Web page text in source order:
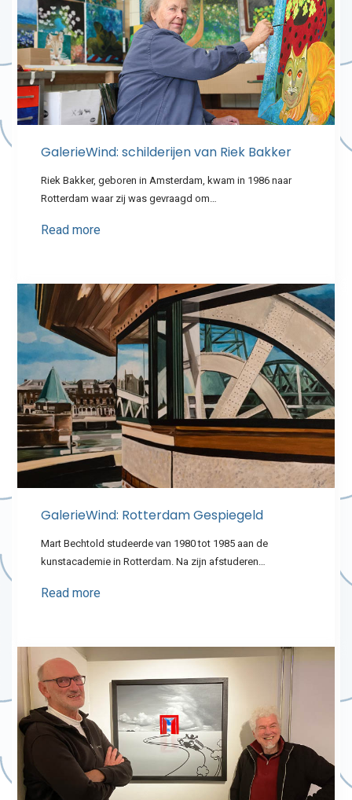
GalerieWind: schilderijen van Riek Bakker
Riek Bakker, geboren in Amsterdam, kwam in 1986 naar
Rotterdam waar zij was gevraagd om…
Read more
GalerieWind: Rotterdam Gespiegeld
Mart Bechtold studeerde van 1980 tot 1985 aan de
kunstacademie in Rotterdam. Na zijn afstuderen…
Read more